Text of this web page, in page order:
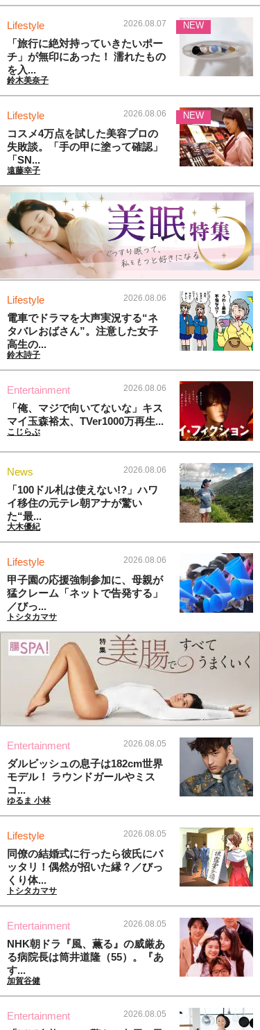
Lifestyle 2026.08.07
「旅行に絶対持っていきたいポー
チ」が無印にあった！ 濡れたもの
を入...
鈴木美奈子
NEW
Lifestyle 2026.08.06
コスメ4万点を試した美容プロの
失敗談。「手の甲に塗って確認」
「SN...
遠藤幸子
NEW
Lifestyle 2026.08.06
電車でドラマを大声実況する“ネ
タバレおばさん”。注意した女子
高生の...
鈴木詩子
Entertainment 2026.08.06
「俺、マジで向いてないな」キス
マイ玉森裕太、TVer1000万再生...
こじらぶ
News 2026.08.06
「100ドル札は使えない!?」ハワ
イ移住の元テレ朝アナが驚い
た“最...
大木優紀
Lifestyle 2026.08.06
甲子園の応援強制参加に、母親が
猛クレーム「ネットで告発する」
／びっ...
トシタカマサ
Entertainment 2026.08.05
ダルビッシュの息子は182cm世界
モデル！ ラウンドガールやミス
コ...
ゆるま 小林
Lifestyle 2026.08.05
同僚の結婚式に行ったら彼氏にバ
ッタリ！偶然が招いた縁？／びっ
くり体...
トシタカマサ
Entertainment 2026.08.05
NHK朝ドラ『風、薫る』の威厳あ
る病院長は筒井道隆（55）。『あ
す...
加賀谷健
Entertainment 2026.08.05